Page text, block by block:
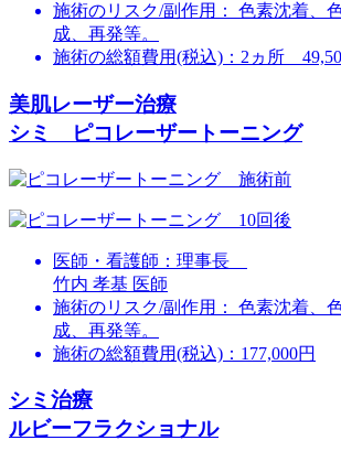
施術のリスク/副作用：
色素沈着、
成、再発等。
施術の総額費用(税込)： 2ヵ所
美肌レーザー治療
シミ ピコレーザートーニング
医師・看護師： 理事長
竹内 孝基 医師
施術のリスク/副作用：
色素沈着、
成、再発等。
施術の総額費用(税込)： 177,000円
シミ治療
ルビーフラクショナル